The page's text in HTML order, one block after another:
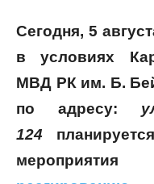
Сегодня, 5
в условиях
МВД РК им. Б.
по адресу:
124